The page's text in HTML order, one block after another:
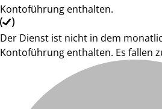
Kontoführung enthalten.
Der Dienst ist nicht in dem
Kontoführung enthalten. Es fallen